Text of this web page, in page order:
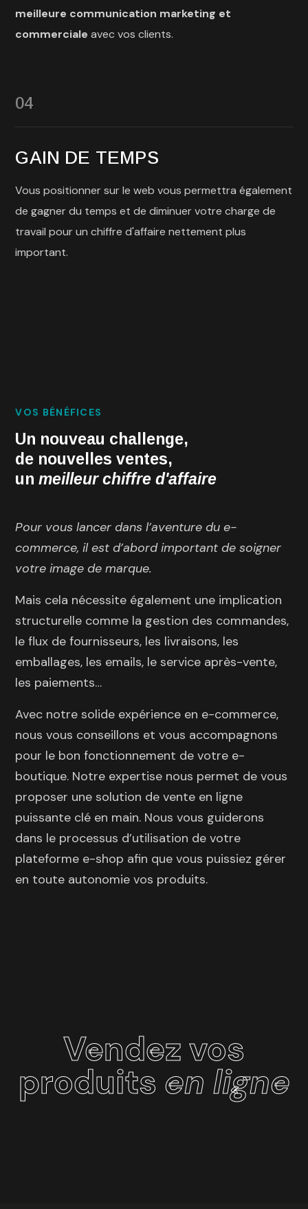
meilleure communication marketing et
commerciale avec vos clients.
04
GAIN DE TEMPS
Vous positionner sur le web vous permettra également
de gagner du temps et de diminuer votre charge de
travail pour un chiffre d'affaire nettement plus
important.
VOS BÉNÉFICES
Un nouveau challenge,
de nouvelles ventes,
unmeilleur chiffre d'affaire
Pour vous lancer dans l’aventure du e-
commerce, il est d’abord important de soigner
votre image de marque.
Mais cela nécessite également une implication
structurelle comme la gestion des commandes,
le flux de fournisseurs, les livraisons, les
emballages, les emails, le service après-vente,
les paiements…
Avec notre solide expérience en e-commerce,
nous vous conseillons et vous accompagnons
pour le bon fonctionnement de votre e-
boutique. Notre expertise nous permet de vous
proposer une solution de vente en ligne
puissante clé en main. Nous vous guiderons
dans le processus d’utilisation de votre
plateforme e-shop afin que vous puissiez gérer
en toute autonomie vos produits.
Vendez vos
produits en ligne